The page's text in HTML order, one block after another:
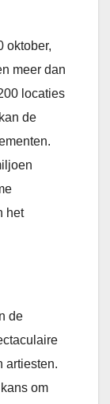
oktober,
meer dan
locaties
de
het
de
artiesten.
om